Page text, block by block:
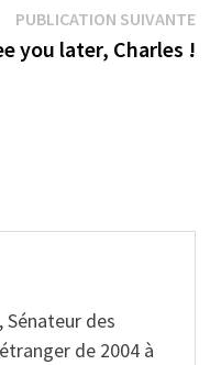
:
PUBLICATION SUIVANTE
you later, Charles !
Sénateur des
de 2004 à